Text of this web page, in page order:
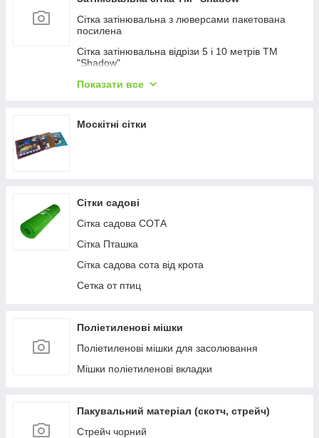
Сітка затінювальна з люверсами пакетована
посилена
Сітка затінювальна відрізи 5 і 10 метрів ТМ
"Shadow"
Сітка затінювальна 80%
Сітка затінювальна 45%
Показати все
Москітні сітки
Сітки садові
Сітка садова СОТА
Сітка Пташка
Сітка садова сота від крота
Сетка от птиц
Поліетиленові мішки
Поліетиленові мішки для засолювання
Мішки поліетиленові вкладки
Пакувальний матеріал (скотч, стрейч)
Стрейч чорний